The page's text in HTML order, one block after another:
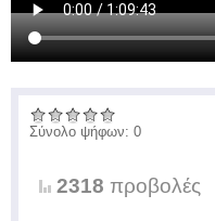
Σύνολο ψήφων: 0
2318 προβολές